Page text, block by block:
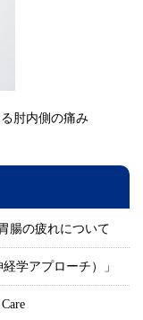
肘内側の痛み
腸の疲れについて
経学アプローチ）」